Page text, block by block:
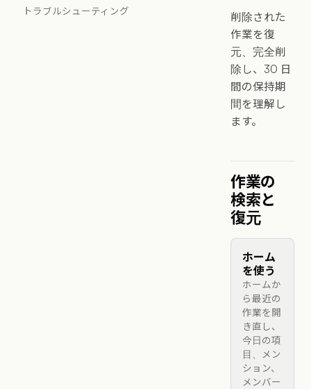
トラブルシューティング
削除された
作業を復
元、完全削
除し、30 日
間の保持期
間を理解し
ます。
作業の
検索と
復元
ホーム
を使う
ホームか
ら最近の
作業を開
き直し、
今日の項
目、メン
ション、
メンバー